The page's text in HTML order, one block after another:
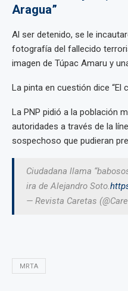
Aragua”
Al ser detenido, se le
fotografía del fallecido
imagen de Túpac Amaru y
La pinta en cuestión dice “El
La PNP pidió a la población
autoridades a través de la
sospechoso que pudieran
Ciudadana llama
ira de Alejandro Soto.
— Revista Caretas
MRTA